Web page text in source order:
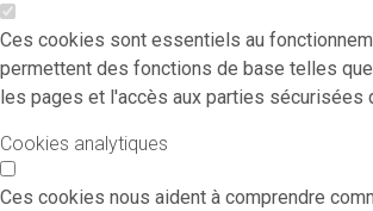
Ces cookies sont essentiels au
permettent des fonctions de base telles
les pages et l'accès aux parties sécurisées
Cookies analytiques
Ces cookies nous aident à comprendre